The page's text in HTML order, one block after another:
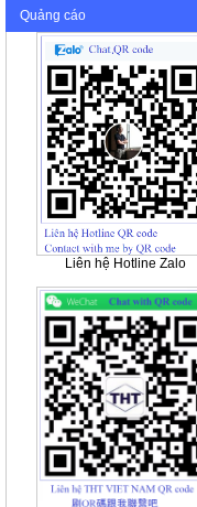
Quảng cáo
Liên hệ Hotline Zalo